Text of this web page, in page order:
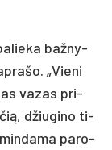
baž­ny­
„Vie­ni
va­zas pri­
džiu­gi­no ti­
pa­ro­